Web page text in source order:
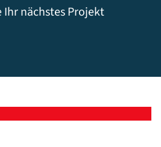
Ihr nächstes Projekt